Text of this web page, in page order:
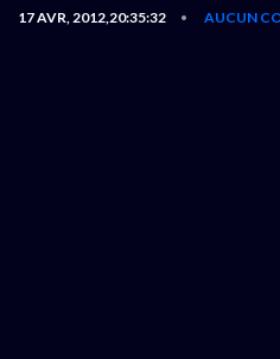
17 AVR, 2012,20:35:32 • AUCUN